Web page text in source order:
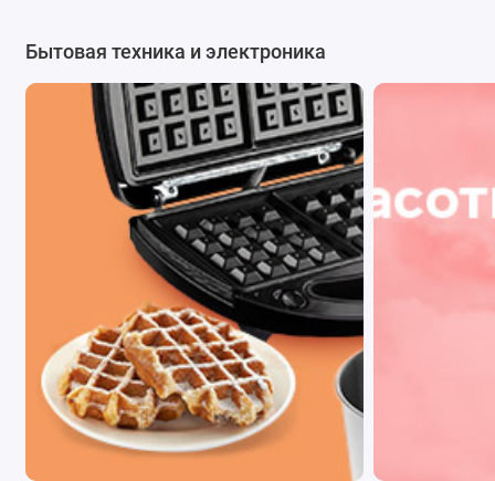
Бытовая техника и электроника